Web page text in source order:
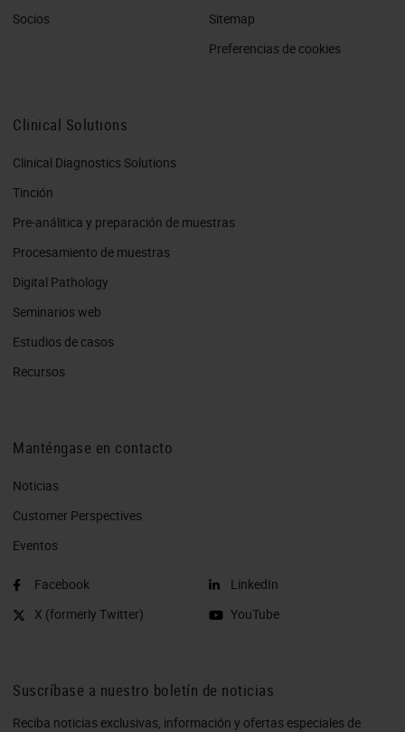
Socios
Sitemap
Preferencias de cookies
Clinical Solutions
Clinical Diagnostics Solutions
Tinción
Pre-análitica y preparación de muestras
Procesamiento de muestras
Digital Pathology
Seminarios web
Estudios de casos
Recursos
Manténgase en contacto
Noticias
Customer Perspectives​
Eventos
Facebook
X (formerly Twitter)
LinkedIn
YouTube
Suscríbase a nuestro boletín de noticias
Reciba noticias exclusivas, información y ofertas especiales de